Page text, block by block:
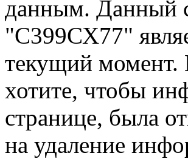
данным. Данный
"С399СХ77"
текущий момент.
хотите, чтобы
странице, была
на удаление